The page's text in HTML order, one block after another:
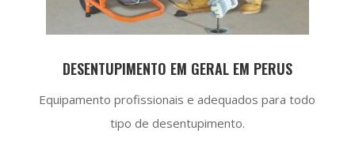
DESENTUPIMENTO EM GERAL EM PERUS
Equipamento profissionais e adequados para todo
tipo de desentupimento.